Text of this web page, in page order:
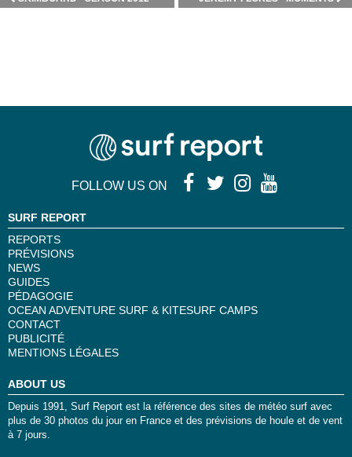
FOLLOW US ON
SURF REPORT
REPORTS
PRÉVISIONS
NEWS
GUIDES
PÉDAGOGIE
OCEAN ADVENTURE SURF & KITESURF CAMPS
CONTACT
PUBLICITÉ
MENTIONS LÉGALES
ABOUT US
Depuis 1991, Surf Report est la référence des sites de météo surf avec
plus de 30 photos du jour en France et des prévisions de houle et de vent
à 7 jours.